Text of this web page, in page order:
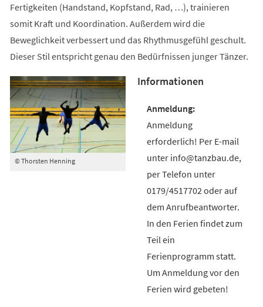
Fertigkeiten (Handstand, Kopfstand, Rad, …), trainieren
somit Kraft und Koordination. Außerdem wird die
Beweglichkeit verbessert und das Rhythmusgefühl geschult.
Dieser Stil entspricht genau den Bedürfnissen junger Tänzer.
© Thorsten Henning
Informationen
Anmeldung
erforderlich! Per E-mail
unter info@tanzbau.de,
per Telefon unter
0179/4517702 oder auf
dem Anrufbeantworter.
In den Ferien findet zum
Teil ein
Ferienprogramm statt.
Um Anmeldung vor den
Ferien wird gebeten!